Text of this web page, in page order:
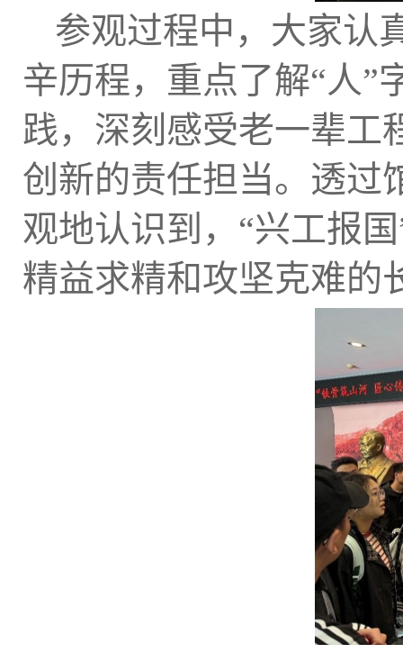
参观过程中，大家认
辛历程，重点了解“人”
践，深刻感受老一辈工
创新的责任担当。透过
观地认识到，“兴工报
精益求精和攻坚克难的